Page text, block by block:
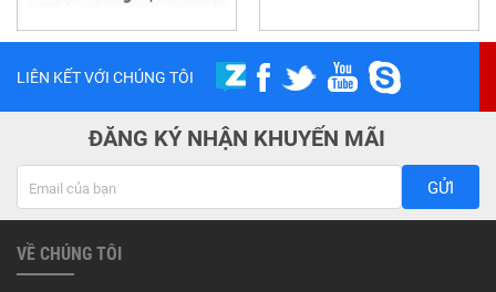
LIÊN KẾT VỚI CHÚNG TÔI
ĐĂNG KÝ NHẬN KHUYẾN MÃI
GỬI
VỀ CHÚNG TÔI